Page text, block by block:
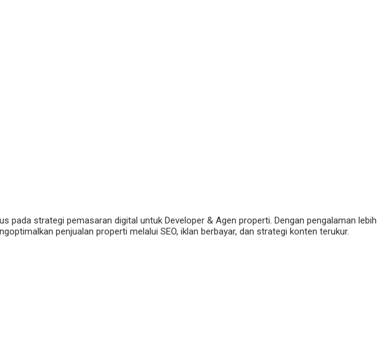
pada strategi pemasaran digital untuk Developer & Agen properti. Dengan pengalaman lebih
penjualan properti melalui SEO, iklan berbayar, dan strategi konten terukur.